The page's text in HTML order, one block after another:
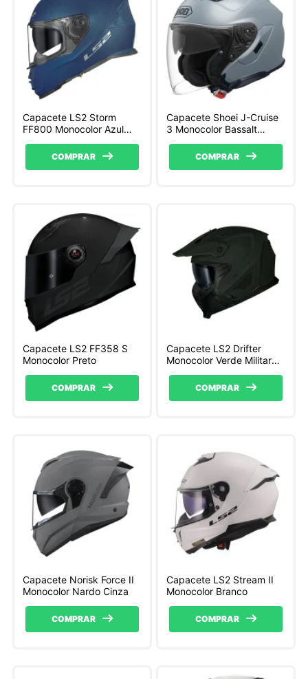
Capacete LS2 Storm
FF800 Monocolor Azul
COMPRAR
Capacete Shoei J-Cruise
3 Monocolor Bassalt
COMPRAR
Capacete LS2 FF358 S
Monocolor Preto
COMPRAR
Capacete LS2 Drifter
Monocolor Verde Militar
COMPRAR
Capacete Norisk Force II
Monocolor Nardo Cinza
COMPRAR
Capacete LS2 Stream II
Monocolor Branco
COMPRAR